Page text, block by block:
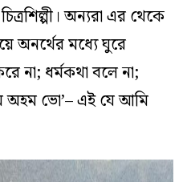
অন্যরা এর থেকে
অনর্থের মধ্যে ঘুরে
না; ধর্মকথা বলে না;
অহম ভো’– এই যে আমি